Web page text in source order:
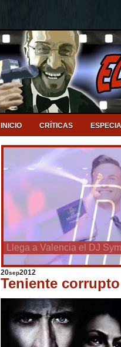
INICIO CRÍTICAS
20sep2012
Teniente